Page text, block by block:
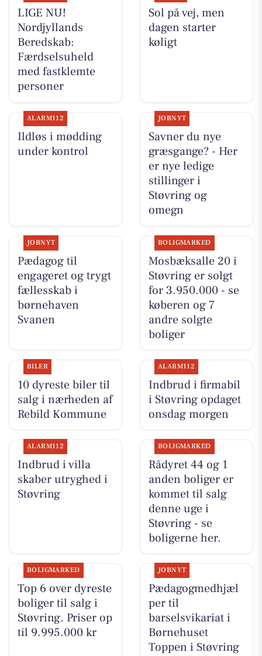
LIGE NU!
Nordjyllands
Beredskab:
Færdselsuheld
med fastklemte
personer
Sol på vej, men
dagen starter
køligt
ALARM112
Ildløs i mødding
under kontrol
JOBNYT
Savner du nye
græsgange? - Her
er nye ledige
stillinger i
Støvring og
omegn
JOBNYT
Pædagog til
engageret og trygt
fællesskab i
børnehaven
Svanen
BOLIGMARKED
Mosbæksalle 20 i
Støvring er solgt
for 3.950.000 - se
køberen og 7
andre solgte
boliger
BILER
10 dyreste biler til
salg i nærheden af
Rebild Kommune
ALARM112
Indbrud i firmabil
i Støvring opdaget
onsdag morgen
ALARM112
Indbrud i villa
skaber utryghed i
Støvring
BOLIGMARKED
Rådyret 44 og 1
anden boliger er
kommet til salg
denne uge i
Støvring - se
boligerne her.
BOLIGMARKED
Top 6 over dyreste
boliger til salg i
Støvring. Priser op
til 9.995.000 kr
JOBNYT
Pædagogmedhjæl
per til
barselsvikariat i
Børnehuset
Toppen i Støvring